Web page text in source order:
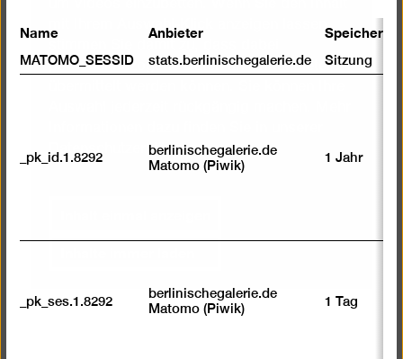
personenbezogene Daten an Drittanbieter
Datenschutzerklärung.
Name Anbieter
MATOMO_SESSID stats.berlinischegalerie.de Sitzung
_pk_id.1.8292
berlinischegalerie.de
Matomo (Piwik)
1 Jahr
_pk_ses.1.8292
berlinischegalerie.de
Matomo (Piwik)
1 Tag